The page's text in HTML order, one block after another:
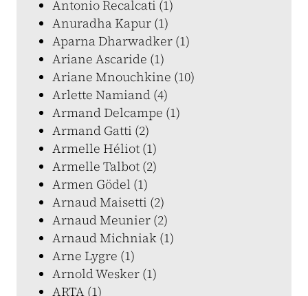
Antonio Recalcati (1)
Anuradha Kapur (1)
Aparna Dharwadker (1)
Ariane Ascaride (1)
Ariane Mnouchkine (10)
Arlette Namiand (4)
Armand Delcampe (1)
Armand Gatti (2)
Armelle Héliot (1)
Armelle Talbot (2)
Armen Gödel (1)
Arnaud Maisetti (2)
Arnaud Meunier (2)
Arnaud Michniak (1)
Arne Lygre (1)
Arnold Wesker (1)
ARTA (1)